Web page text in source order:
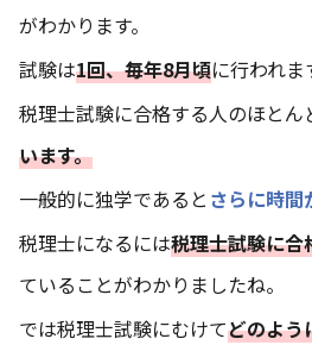
がわかります。
試験は1回、毎年8月頃に行われま
税理士試験に合格する人のほとん
います。
一般的に独学であると さらに時間
税理士になるには税理士試験に合
ていることがわかりましたね。
では税理士試験にむけてどのよう